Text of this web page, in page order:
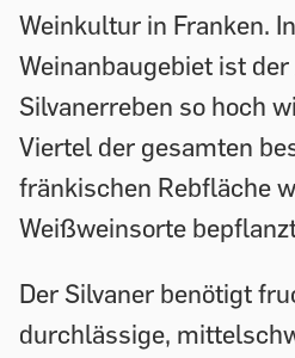
Weinkultur in Franken.
Weinanbaugebiet ist
Silvanerreben so hoch
Viertel der gesamten
fränkischen Rebfläche
Weißweinsorte
Der Silvaner benötigt
durchlässige,